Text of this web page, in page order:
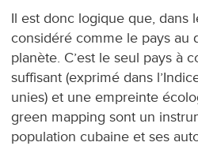
Il est donc logique que, dans
considéré comme le pays au
planète. C’est le seul pays à
suffisant (exprimé dans
unies) et une empreinte
green mapping sont un
population cubaine et ses